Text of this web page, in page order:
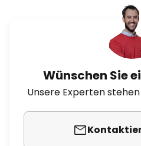
Wünschen Sie
Unsere Experten